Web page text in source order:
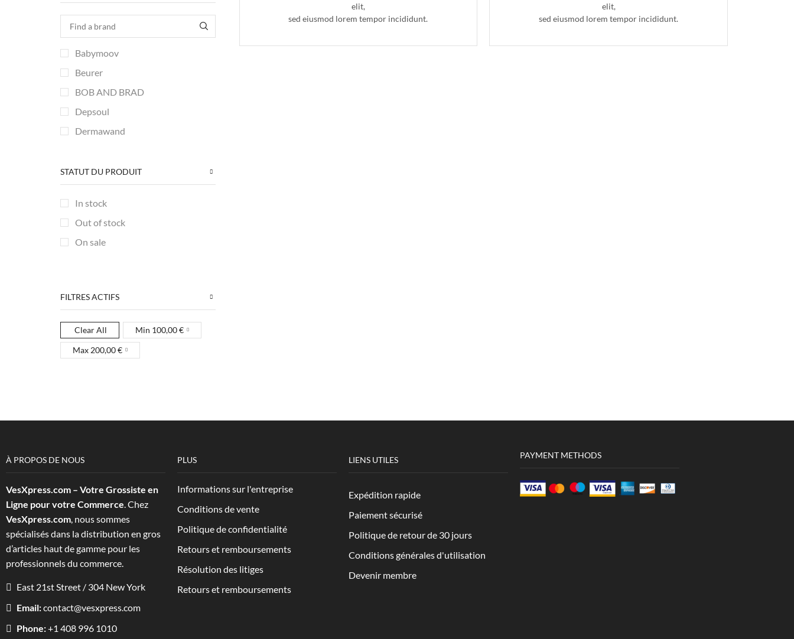
elit,
sed eiusmod lorem tempor incididunt.
elit,
sed eiusmod lorem tempor incididunt.
Babymoov
Beurer
BOB AND BRAD
Depsoul
Dermawand
FORTHiQ
Lunix
MYCARBON
Project E Beauty
TOUCHBeauty
TUMAKOU
STATUT DU PRODUIT
In stock
Out of stock
On sale
FILTRES ACTIFS
Clear All Min 100,00€
Max 200,00€
À PROPOS DE NOUS
VesXpress.com – Votre Grossiste en
Ligne pour votre Commerce. Chez
VesXpress.com, nous sommes
spécialisés dans la distribution en gros
d’articles haut de gamme pour les
professionnels du commerce.
East 21st Street / 304 New York
Email:contact@vesxpress.com
Phone:+1 408 996 1010
PLUS
Informations sur l'entreprise
Conditions de vente
Politique de confidentialité
Retours et remboursements
Résolution des litiges
Retours et remboursements
LIENS UTILES
Expédition rapide
Paiement sécurisé
Politique de retour de 30 jours
Conditions générales d'utilisation
Devenir membre
PAYMENT METHODS